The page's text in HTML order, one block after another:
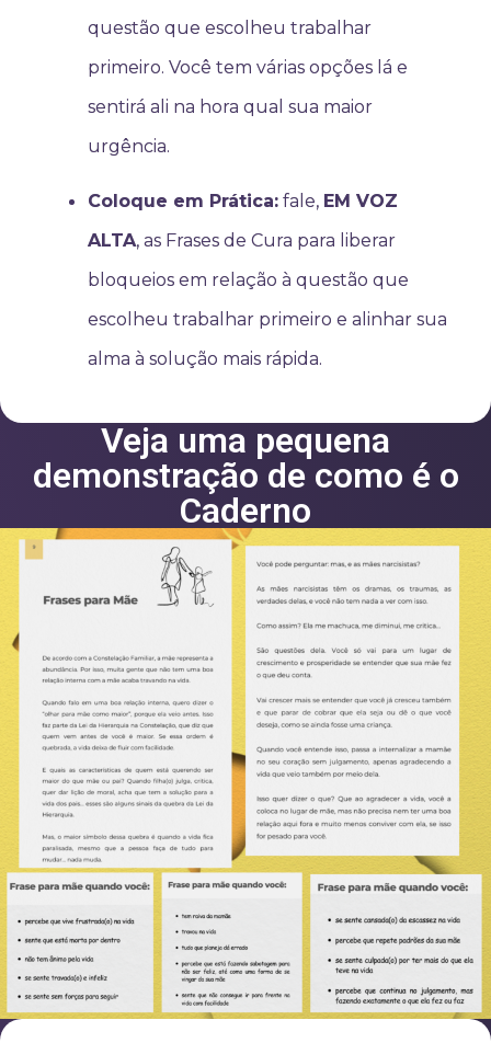
questão que escolheu trabalhar
primeiro. Você tem várias opções lá e
sentirá ali na hora qual sua maior
urgência.
Coloque em Prática: fale, EM VOZ
ALTA, as Frases de Cura para liberar
bloqueios em relação à questão que
escolheu trabalhar primeiro e alinhar sua
alma à solução mais rápida.
Veja uma pequena
demonstração de como é o
Caderno